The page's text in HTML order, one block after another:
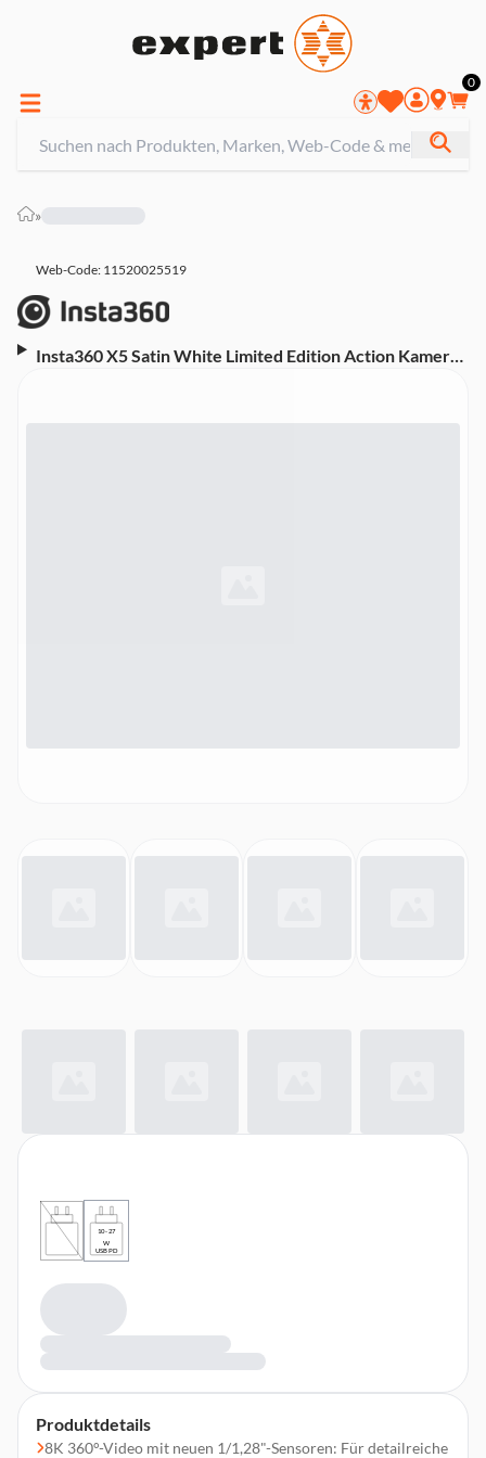
0
»
Web-Code: 11520025519
Insta360 X5 Satin White Limited Edition Action Kamera
Produktdetails
8K 360°-Video mit neuen 1/1,28"-Sensoren: Für detailreiche
10 - 27
W
USB PD